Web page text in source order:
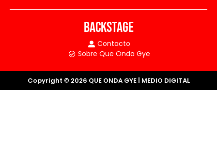
BACKSTAGE
Contacto
Sobre Que Onda Gye
Copyright © 2026 QUE ONDA GYE | MEDIO DIGITAL